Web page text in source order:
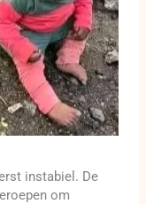
instabiel. De
om